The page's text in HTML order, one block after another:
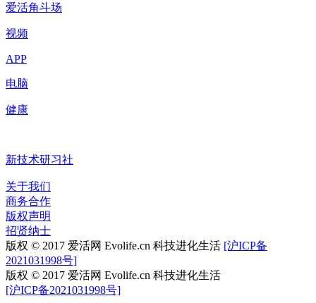
爱活角斗场
视频
APP
电脑
健康
新技术研习社
关于我们
商务合作
版权声明
招贤纳士
版权 © 2017 爱活网 Evolife.cn 科技进化生活 [沪ICP备
2021031998号]
版权 © 2017 爱活网 Evolife.cn 科技进化生活
[沪ICP备2021031998号]